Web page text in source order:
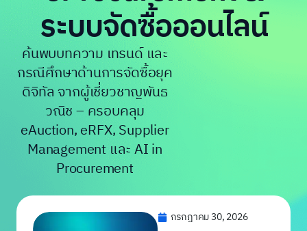
ระบบจัดซื้อออนไลน์
ค้นพบบทความ เทรนด์ และ
กรณีศึกษาด้านการจัดซื้อยุค
ดิจิทัล จากผู้เชี่ยวชาญพันธ
วณิช – ครอบคลุม
eAuction, eRFX, Supplier
Management และ AI in
Procurement
กรกฎาคม 30, 2026